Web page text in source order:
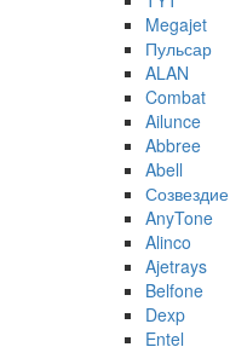
Megajet
Пульсар
ALAN
Combat
Ailunce
Abbree
Abell
Созвездие
AnyTone
Alinco
Ajetrays
Belfone
Dexp
Entel